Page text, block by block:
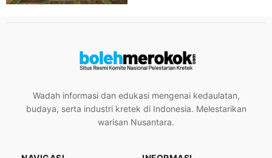
Wadah informasi dan edukasi mengenai kedaulatan,
budaya, serta industri kretek di Indonesia. Melestarikan
warisan Nusantara.